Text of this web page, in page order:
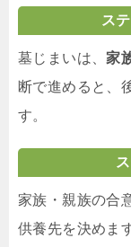
ス
墓じまいは、 家
断で進めると、
す。
家族・親族の合
供養先を決めま